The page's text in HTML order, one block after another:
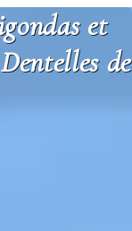
et
de